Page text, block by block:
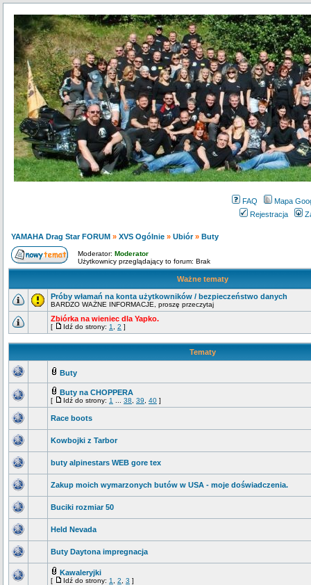
FAQ
Mapa
Rejestracja
YAMAHA Drag Star FORUM » XVS Ogólnie » Ubiór» Buty
Moderator: Moderator
Użytkownicy przeglądający to forum: Brak
Ważne tematy
Próby włamań na konta użytkowników / bezpieczeństwo danych
BARDZO WAŻNE INFORMACJE, proszę przeczytaj
Zbiórka na wieniec dla Yapko.
[ Idź do strony: 1 2 ]
Tematy
Buty
Buty na CHOPPERA
[ Idź do strony: 1 38 39 40 ]
Race boots
Kowbojki z Tarbor
buty alpinestars WEB gore tex
Zakup moich wymarzonych butów w USA - moje doświadczenia.
Buciki rozmiar 50
Held Nevada
Buty Daytona impregnacja
Kawaleryjki
[ Idź do strony: 1 2 3 ]